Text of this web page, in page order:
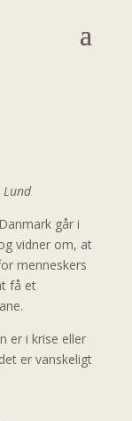
Lund
går i
vidner om, at
menneskers
få et
er i krise eller
er vanskeligt